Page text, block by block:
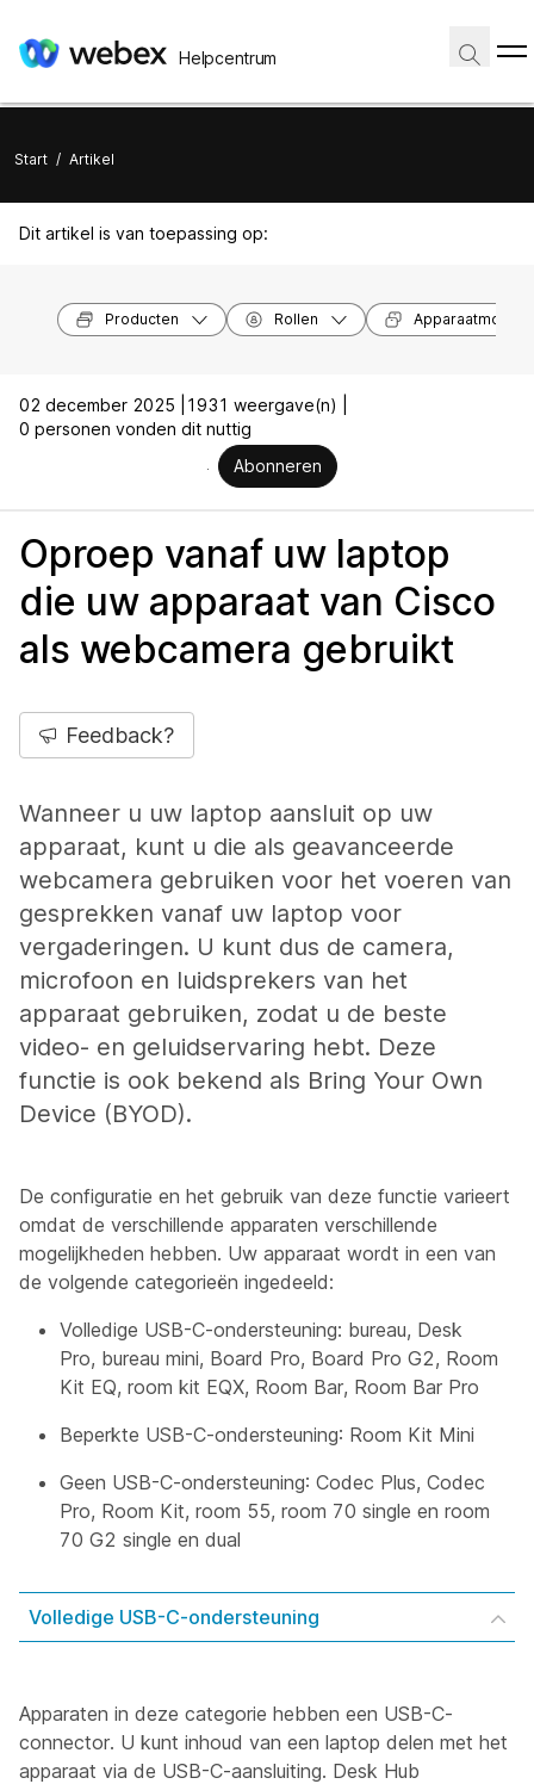
Helpcentrum
Start / Artikel
Dit artikel is van toepassing op:
Producten Rollen
02 december 2025 |
1931 weergave(n) |
0 personen vonden dit nuttig
Abonneren
Oproep vanaf uw laptop
die uw apparaat van Cisco
als webcamera gebruikt
Feedback?
Wanneer u uw laptop aansluit op uw
apparaat, kunt u die als geavanceerde
webcamera gebruiken voor het voeren van
gesprekken vanaf uw laptop voor
vergaderingen. U kunt dus de camera,
microfoon en luidsprekers van het
apparaat gebruiken, zodat u de beste
video- en geluidservaring hebt. Deze
functie is ook bekend als Bring Your Own
Device (BYOD).
De configuratie en het gebruik van deze functie varieert
omdat de verschillende apparaten verschillende
mogelijkheden hebben. Uw apparaat wordt in een van
de volgende categorieën ingedeeld:
Volledige USB-C-ondersteuning: bureau, Desk
Pro, bureau mini, Board Pro, Board Pro G2, Room
Kit EQ, room kit EQX, Room Bar, Room Bar Pro
Beperkte USB-C-ondersteuning: Room Kit Mini
Geen USB-C-ondersteuning: Codec Plus, Codec
Pro, Room Kit, room 55, room 70 single en room
70 G2 single en dual
Volledige USB-C-ondersteuning
Apparaten in deze categorie hebben een USB-C-
connector. U kunt inhoud van een laptop delen met het
apparaat via de USB-C-aansluiting. Desk Hub